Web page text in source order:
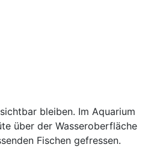
bleiben. Im Aquarium
über der Wasseroberfläche
Fischen gefressen.